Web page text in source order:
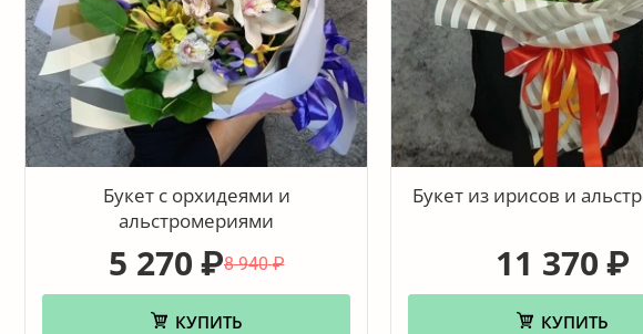
Букет с орхидеями и
альстромериями
8 940 ₽
5 270 ₽
КУПИТЬ
Букет из ирисов и
11 370 ₽
КУПИТЬ